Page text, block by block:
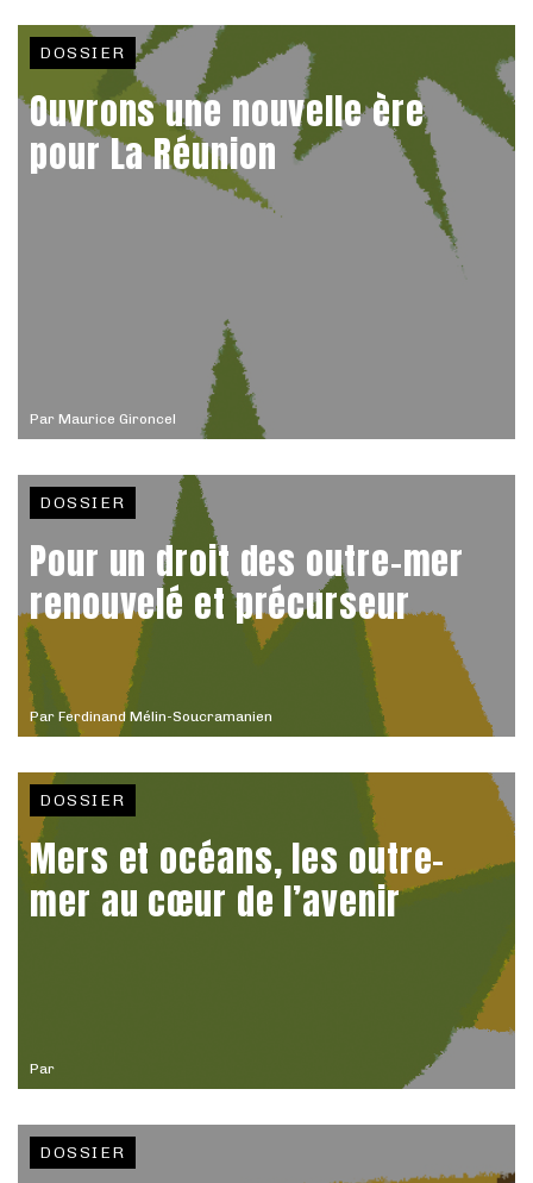
Par Maurice Gironcel
DOSSIER
Ouvrons une nouvelle ère
pour La Réunion
Par Ferdinand Mélin-Soucramanien
DOSSIER
Pour un droit des outre-mer
renouvelé et précurseur
Par
DOSSIER
Mers et océans, les outre-
mer au cœur de l’avenir
DOSSIER